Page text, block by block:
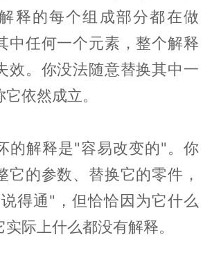
释的每个组成部分都在做
中任何一个元素，整个解释
效。你没法随意替换其中一
依然成立。
的解释是"容易改变的"。你
它的参数、替换它的零件，
得通"，但恰恰因为它什么
际上什么都没有解释。